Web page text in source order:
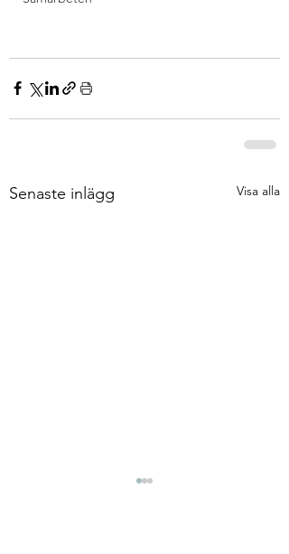
Senaste inlägg Visa alla